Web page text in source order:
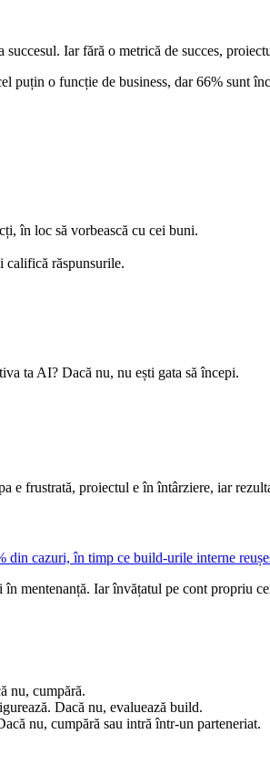
Iar fără o metrică de succes,
puțin o funcție de business, dar 66% sunt
în loc să vorbească cu cei buni.
califică răspunsurile.
ta AI? Dacă nu, nu ești gata să începi.
frustrată, proiectul e în întârziere, iar
din cazuri, în timp ce build-urile interne
mentenanță. Iar învățatul pe cont propriu
nu, cumpără.
Dacă nu, evaluează build.
nu, cumpără sau intră într-un parteneriat.